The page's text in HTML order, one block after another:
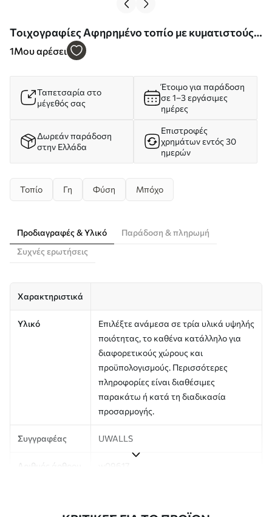
Τοιχογραφίες Αφηρημένο τοπίο με κυματιστούς
λόφους σε αποχρώσεις του καφέ και του μπεζ,
1Μου αρέσει
Ταπετσαρία στο
μέγεθός σας
Έτοιμο για παράδοση
σε 1–3 εργάσιμες
ημέρες
Δωρεάν παράδοση
στην Ελλάδα
Επιστροφές
χρημάτων εντός 30
ημερών
Τοπίο Γη Φύση Μπόχο
Προδιαγραφές & Υλικό
Παράδοση & πληρωμή
Συχνές ερωτήσεις
Χαρακτηριστικά
Υλικό
Επιλέξτε ανάμεσα σε τρία υλικά υψηλής
ποιότητας, το καθένα κατάλληλο για
διαφορετικούς χώρους και
προϋπολογισμούς. Περισσότερες
πληροφορίες είναι διαθέσιμες
παρακάτω ή κατά τη διαδικασία
προσαρμογής.
Συγγραφέας UWALLS
Αριθμός άρθρου